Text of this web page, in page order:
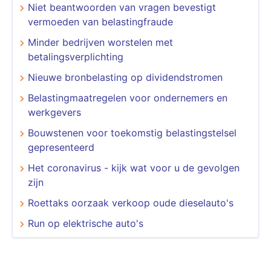
Niet beantwoorden van vragen bevestigt
vermoeden van belastingfraude
Minder bedrijven worstelen met
betalingsverplichting
Nieuwe bronbelasting op dividendstromen
Belastingmaatregelen voor ondernemers en
werkgevers
Bouwstenen voor toekomstig belastingstelsel
gepresenteerd
Het coronavirus - kijk wat voor u de gevolgen
zijn
Roettaks oorzaak verkoop oude dieselauto's
Run op elektrische auto's